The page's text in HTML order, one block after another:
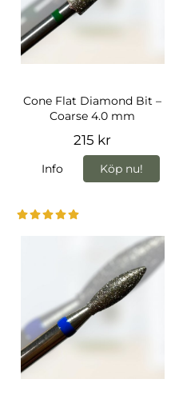
Cone Flat Diamond Bit –
Coarse 4.0 mm
215 kr
Info Köp nu!